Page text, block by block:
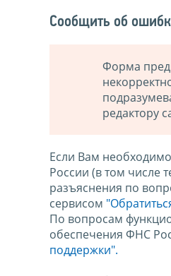
Сообщить об
Форма
редактору
Если Вам
России (в том числе
разъяснения по
сервисом
По вопросам
обеспечения ФНС
поддержки".